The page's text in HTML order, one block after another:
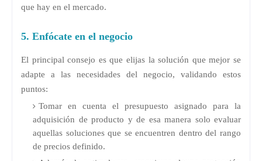
que hay en el mercado.
5. Enfócate en el negocio
El principal consejo es que elijas la solución que mejor se
adapte a las necesidades del negocio, validando estos
puntos:
Tomar en cuenta el presupuesto asignado para la
adquisición de producto y de esa manera solo evaluar
aquellas soluciones que se encuentren dentro del rango
de precios definido.